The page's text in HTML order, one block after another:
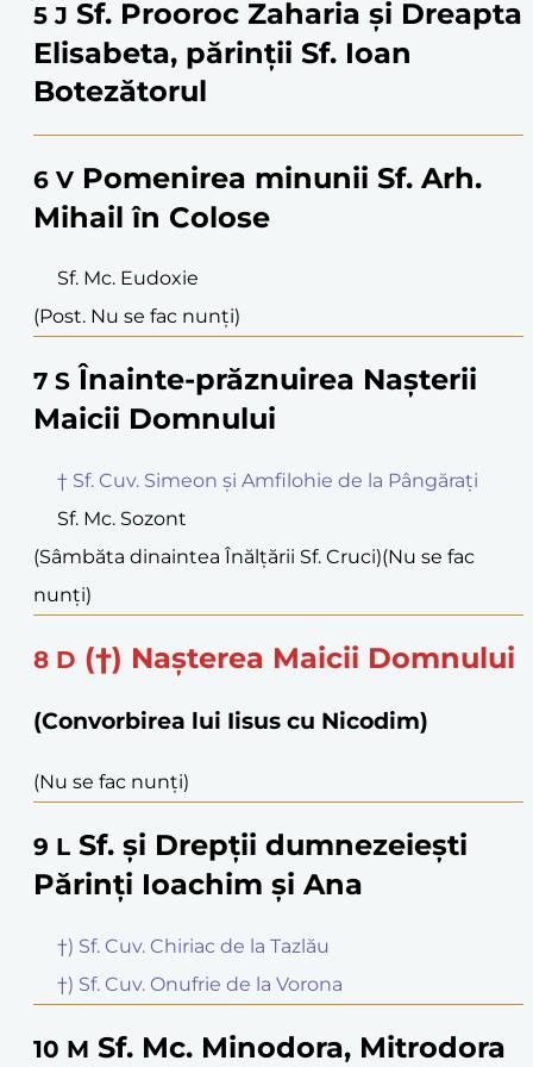
5 J Sf. Prooroc Zaharia și Dreapta
Elisabeta, părinții Sf. Ioan
Botezătorul
6 V Pomenirea minunii Sf. Arh.
Mihail în Colose
Sf. Mc. Eudoxie
(Post. Nu se fac nunți)
7 S Înainte-prăznuirea Nașterii
Maicii Domnului
† Sf. Cuv. Simeon și Amfilohie de la Pângărați
Sf. Mc. Sozont
(Sâmbăta dinaintea Înălțării Sf. Cruci)(Nu se fac
nunți)
8 D (†) Nașterea Maicii Domnului
(Convorbirea lui Iisus cu Nicodim)
(Nu se fac nunți)
9 L Sf. și Drepții dumnezeiești
Părinți Ioachim și Ana
†) Sf. Cuv. Chiriac de la Tazlău
†) Sf. Cuv. Onufrie de la Vorona
10 M Sf. Mc. Minodora, Mitrodora